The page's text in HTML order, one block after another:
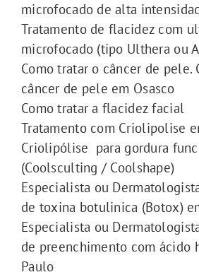
microfocado de alta
Tratamento de flacidez com
microfocado (tipo Ulthera ou
Como tratar o câncer de pele.
câncer de pele em Osasco
Como tratar a flacidez facial
Tratamento com Criolipolise
Criolipólise para gordura
(Coolsculting / Coolshape)
Especialista ou
de toxina botulinica (Botox)
Especialista ou
de preenchimento com ácido
Paulo